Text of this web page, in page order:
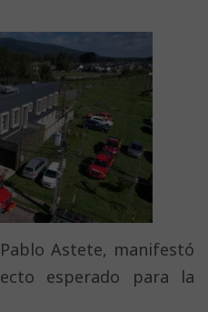
Astete, manifestó
esperado para la